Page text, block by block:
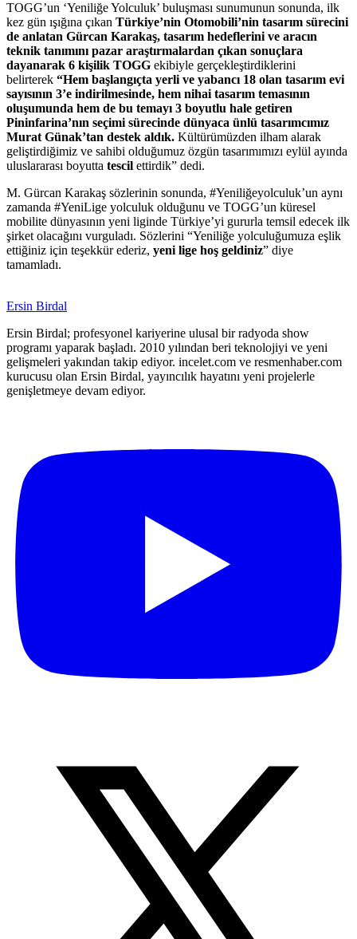
TOGG’un ‘Yeniliğe Yolculuk’ buluşması sunumunun sonunda, ilk
kez gün ışığına çıkan Türkiye’nin Otomobili’nin tasarım sürecini
de anlatan Gürcan Karakaş, tasarım hedeflerini ve aracın
teknik tanımını pazar araştırmalardan çıkan sonuçlara
dayanarak 6 kişilik TOGG ekibiyle gerçekleştirdiklerini
belirterek “Hem başlangıçta yerli ve yabancı 18 olan tasarım evi
sayısının 3’e indirilmesinde, hem nihai tasarım temasının
oluşumunda hem de bu temayı 3 boyutlu hale getiren
Pininfarina’nın seçimi sürecinde dünyaca ünlü tasarımcımız
Murat Günak’tan destek aldık. Kültürümüzden ilham alarak
geliştirdiğimiz ve sahibi olduğumuz özgün tasarımımızı eylül ayında
uluslararası boyutta tescil ettirdik” dedi.
M. Gürcan Karakaş sözlerinin sonunda, #Yeniliğeyolculuk’un aynı
zamanda #YeniLige yolculuk olduğunu ve TOGG’un küresel
mobilite dünyasının yeni liginde Türkiye’yi gururla temsil edecek ilk
şirket olacağını vurguladı. Sözlerini “Yeniliğe yolculuğumuza eşlik
ettiğiniz için teşekkür ederiz, yeni lige hoş geldiniz” diye
tamamladı.
Ersin Birdal
Ersin Birdal; profesyonel kariyerine ulusal bir radyoda show
programı yaparak başladı. 2010 yılından beri teknolojiyi ve yeni
gelişmeleri yakından takip ediyor. incelet.com ve resmenhaber.com
kurucusu olan Ersin Birdal, yayıncılık hayatını yeni projelerle
genişletmeye devam ediyor.